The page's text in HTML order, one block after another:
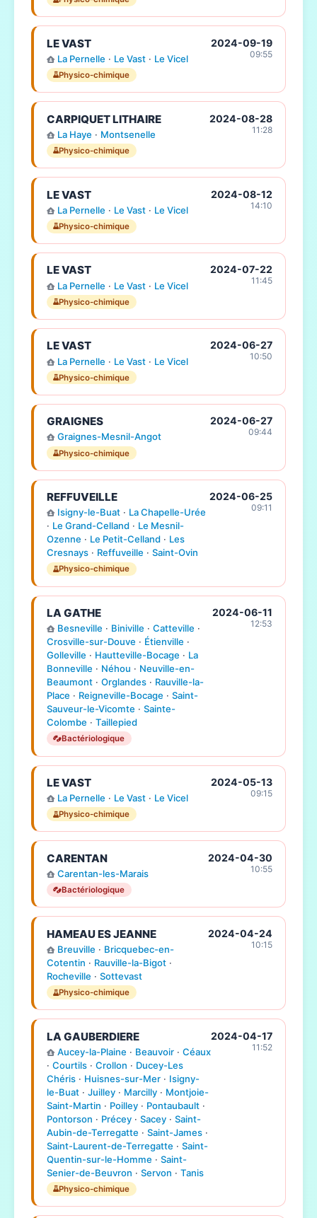
LE VAST
La Pernelle · Le Vast· Le Vicel
Physico-chimique
2024-09-19
09:55
CARPIQUET LITHAIRE
La Haye · Montsenelle
Physico-chimique
2024-08-28
11:28
LE VAST
La Pernelle · Le Vast· Le Vicel
Physico-chimique
2024-08-12
14:10
LE VAST
La Pernelle · Le Vast· Le Vicel
Physico-chimique
2024-07-22
11:45
LE VAST
La Pernelle · Le Vast· Le Vicel
Physico-chimique
2024-06-27
10:50
GRAIGNES
Graignes-Mesnil-Angot
Physico-chimique
2024-06-27
09:44
REFFUVEILLE
Isigny-le-Buat· La Chapelle-Urée
· Le Grand-Celland· Le Mesnil-
Ozenne · Le Petit-Celland· Les
Cresnays· Reffuveille · Saint-Ovin
Physico-chimique
2024-06-25
09:11
LA GATHE
Besneville · Biniville · Catteville ·
Crosville-sur-Douve · Étienville ·
Golleville · Hautteville-Bocage · La
Bonneville · Néhou · Neuville-en-
Beaumont· Orglandes· Rauville-la-
Place · Reigneville-Bocage · Saint-
Sauveur-le-Vicomte · Sainte-
Colombe · Taillepied
Bactériologique
2024-06-11
12:53
LE VAST
La Pernelle · Le Vast· Le Vicel
Physico-chimique
2024-05-13
09:15
CARENTAN
Carentan-les-Marais
Bactériologique
2024-04-30
10:55
HAMEAU ES JEANNE
Breuville · Bricquebec-en-
Cotentin · Rauville-la-Bigot·
Rocheville · Sottevast
Physico-chimique
2024-04-24
10:15
LA GAUBERDIERE
Aucey-la-Plaine · Beauvoir· Céaux
· Courtils· Crollon · Ducey-Les
Chéris· Huisnes-sur-Mer· Isigny-
le-Buat· Juilley· Marcilly· Montjoie-
Saint-Martin · Poilley· Pontaubault·
Pontorson · Précey· Sacey· Saint-
Aubin-de-Terregatte · Saint-James·
Saint-Laurent-de-Terregatte · Saint-
Quentin-sur-le-Homme · Saint-
Senier-de-Beuvron · Servon · Tanis
Physico-chimique
2024-04-17
11:52